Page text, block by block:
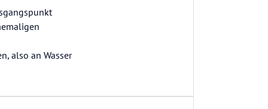
also an Wasser